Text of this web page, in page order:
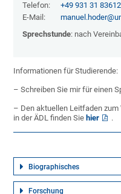
Telefon:
+49 931 31 83612
E-Mail:
Sprechstunde: nach
Informationen für Studierende:
– Schreiben Sie mir für einen
– Den aktuellen Leitfaden
in der ÄDL finden Sie hier .
Biographisches
Forschung